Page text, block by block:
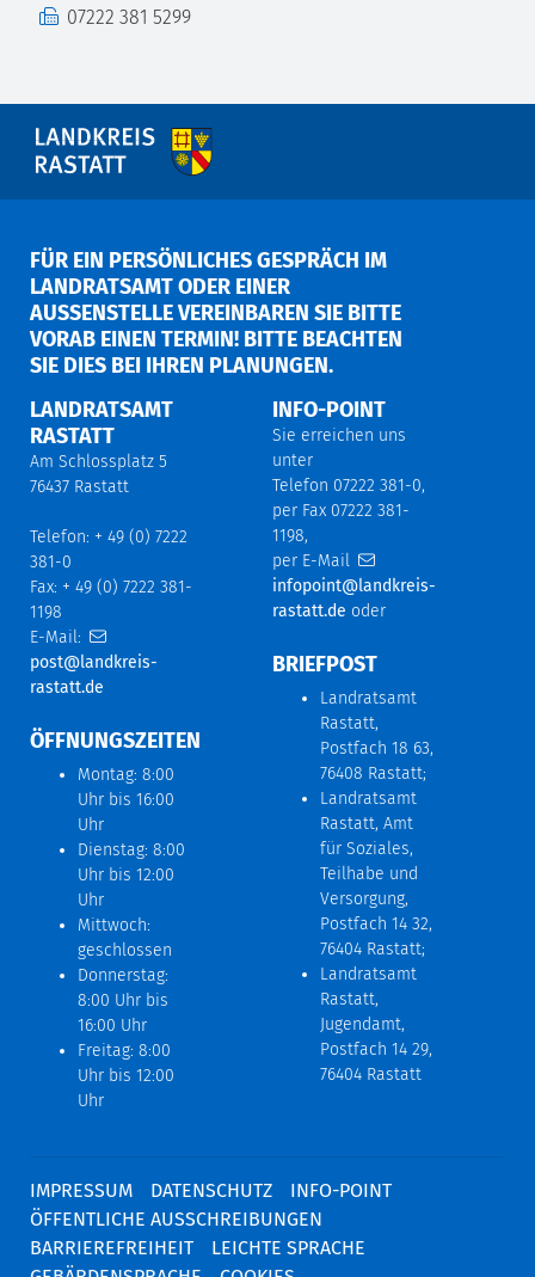
Fax 07222 381 5299
FÜR EIN PERSÖNLICHES GESPRÄCH IM
LANDRATSAMT ODER EINER
AUSSENSTELLE VEREINBAREN SIE BITTE V
ORAB EINEN TERMIN! BITTE BEACHTEN S
IE DIES BEI IHREN PLANUNGEN.
LANDRATSAMT
RASTATT
Am Schlossplatz 5
76437 Rastatt
Telefon: + 49 (0) 7222
381-0
Fax: + 49 (0) 7222 381-
1198
E-Mail:
post@landkreis-
rastatt.de
ÖFFNUNGSZEITEN
Montag: 8:00
Uhr bis 16:00
Uhr
Dienstag: 8:00
Uhr bis 12:00
Uhr
Mittwoch:
geschlossen
Donnerstag:
8:00 Uhr bis
16:00 Uhr
Freitag: 8:00
Uhr bis 12:00
Uhr
INFO-POINT
Sie erreichen uns
unter
Telefon 07222 381-0,
per Fax 07222 381-
1198,
per E-Mail
infopoint@landkreis-
rastatt.de oder
BRIEFPOST
Landratsamt
Rastatt,
Postfach 18 63,
76408 Rastatt;
Landratsamt
Rastatt, Amt
für Soziales,
Teilhabe und
Versorgung,
Postfach 14 32,
76404 Rastatt;
Landratsamt
Rastatt,
Jugendamt,
Postfach 14 29,
76404 Rastatt
IMPRESSUM DATENSCHUTZ
INFO-POINT
ÖFFENTLICHE AUSSCHREIBUNGEN
BARRIEREFREIHEIT
LEICHTE SPRACHE